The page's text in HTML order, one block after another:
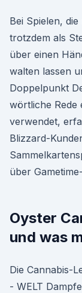
Bei Spielen,
trotzdem als
über einen
walten lassen
Doppelpunkt
wörtliche Rede
verwendet,
Blizzard-
über
Oyster
und was
Die Cannabis-
- WELT